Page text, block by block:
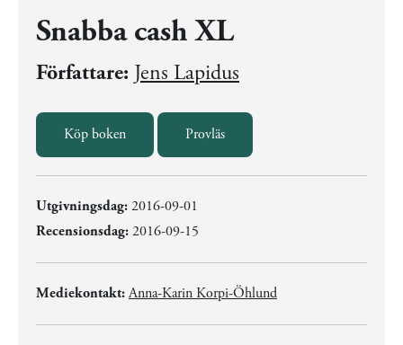
Snabba cash XL
Författare: Jens Lapidus
Köp boken Provläs
Utgivningsdag:2016-09-01
Recensionsdag:2016-09-15
Mediekontakt:Anna-Karin Korpi-Öhlund